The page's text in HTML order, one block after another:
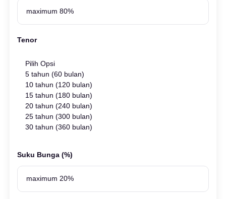
Tenor
Pilih Opsi
5 tahun (60 bulan)
10 tahun (120 bulan)
15 tahun (180 bulan)
20 tahun (240 bulan)
25 tahun (300 bulan)
30 tahun (360 bulan)
Suku Bunga (%)